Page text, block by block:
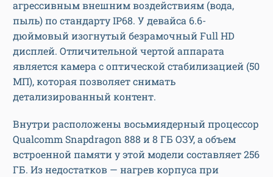
агрессивным внешним воздействиям (вода,
пыль) по стандарту IP68. У девайса 6.6-
дюймовый изогнутый безрамочный Full HD
дисплей. Отличительной чертой аппарата
является камера с оптической стабилизацией (50
МП), которая позволяет снимать
детализированный контент.
Внутри расположены восьмиядерный процессор
Qualcomm Snapdragon 888 и 8 ГБ ОЗУ, а объем
встроенной памяти у этой модели составляет 256
ГБ. Из недостатков — нагрев корпуса при